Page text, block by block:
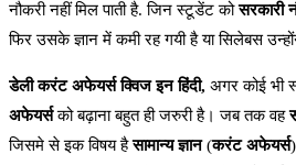
नौकरी नहीं मिल पाती है. जिन स्टूडेंट कोसरकारी
फिर उसके ज्ञान में कमी रह गयी है या सिलेबस
डेली करंट अफेयर्स क्विज इन हिंदी, अगर कोई भी
अफेयर्सको बढ़ाना बहुत ही जरुरी है। जब तक वह
जिसमे से इक विषय हैसामान्य ज्ञान(करंट अफेयर्स